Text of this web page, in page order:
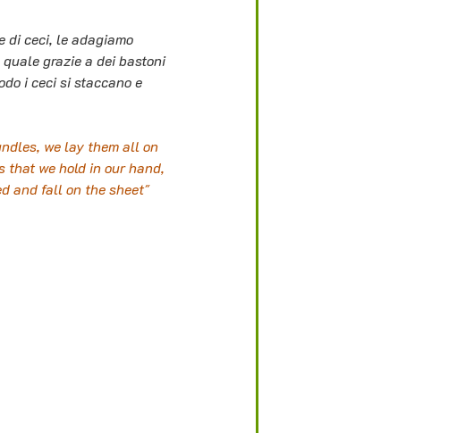
di ceci, le adagiamo
grazie a dei bastoni
i ceci si staccano e
we lay them all on
that we hold in our hand,
and fall on the sheet"